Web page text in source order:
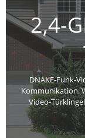
2,4-
DNAKE-Funk-
Kommunikation.
Video-